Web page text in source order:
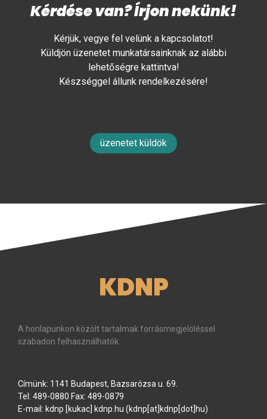
Kérdése van? Írjon nekünk!
Kérjük, vegye fel velünk a kapcsolatot!
Küldjön üzenetet munkatársainknak az alábbi
lehetőségre kattintva!
Készséggel állunk rendelkezésére!
üzenetet küldök
KDNP
A honlapunkon közölt tartalmak forrásmegjelöléssel
szabadon felhasználhatók.
Címünk: 1141 Budapest, Bazsarózsa u. 69.
Tel: 489-0880 Fax: 489-0879
E-mail: kdnp [kukac] kdnp hu (kdnp[at]kdnp[dot]hu)